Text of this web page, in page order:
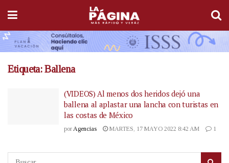
Etiqueta:Ballena
(VIDEOS) Al menos dos heridos dejó una
ballena al aplastar una lancha con turistas en
las costas de México
por Agencias MARTES, 17 MAYO 2022 8:42 AM 1